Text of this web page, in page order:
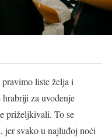
liste želja i
hrabriji za uvođenje
priželjkivali. To se
jer svako u najluđoj noći